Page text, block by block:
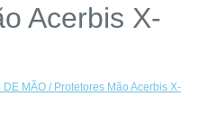
Acerbis X-
DE MÃO / Protetores Mão Acerbis X-